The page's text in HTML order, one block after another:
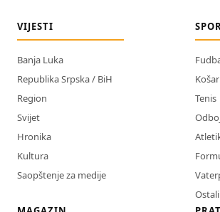
VIJESTI
Banja Luka
Republika Srpska / BiH
Region
Svijet
Hronika
Kultura
Saopštenje za medije
Tenis